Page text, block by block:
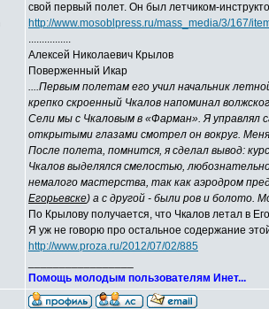
свой первый полет. Он был летчиком-
http://www.mosoblpress.ru/mass_media/3/167/
................
Алексей Николаевич Крылов
Поверженный Икар
....Первым полетам его учил начальник
крепко скроенный Чкалов напоминал
Сели мы с Чкаловым в «Фарман». Я управлял
открытыми глазами смотрел он вокруг. Меня
После полета, помнится, я сделал вывод:
Чкалов выделялся смелостью,
немалого мастерства, так как аэродром
Егорьевске) а с другой - были ров и болото.
По Крылову получается, что Чкалов летал в
Я уж не говорю про остальное содержание
http://www.proza.ru/2012/07/02/885
Помощь молодым пользователям Инет...